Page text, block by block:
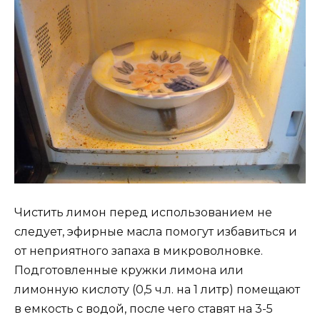
Чистить лимон перед использованием не
следует, эфирные масла помогут избавиться и
от неприятного запаха в микроволновке.
Подготовленные кружки лимона или
лимонную кислоту (0,5 ч.л. на 1 литр) помещают
в емкость с водой, после чего ставят на 3-5